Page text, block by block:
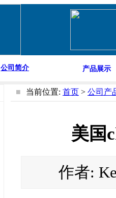
公司简介 产品展示
■ 当前位置: 首页 > 公司产
美国
作者: